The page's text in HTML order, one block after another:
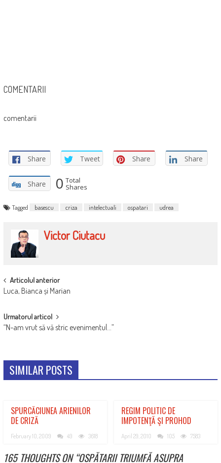
COMENTARII
comentarii
Share Tweet Share Share
Share 0 Total
Shares
Tagged basescu criza intelectuali ospatari udrea
Victor Ciutacu
POST
NAVIGATION
Articolul anterior
Luca, Bianca și Marian
Urmatorul articol
“N-am vrut să vă stric evenimentul…”
SIMILAR POSTS
SPURCĂCIUNEA ARIENILOR
DE CRIZĂ
February 10, 2009 49 3618
REGIM POLITIC DE
IMPOTENŢĂ ŞI PROHOD
April 29, 2010 105 7583
165 THOUGHTS ON “OSPĂTARII TRIUMFĂ ASUPRA